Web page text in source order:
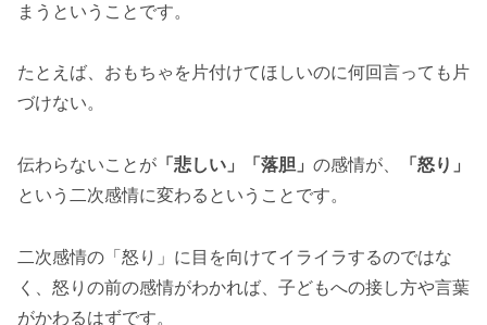
まうということです。
たとえば、おもちゃを片付けてほしいのに何回言っても片
づけない。
伝わらないことが 「悲しい」「落胆」 の感情が、
「怒り」
という二次感情に変わるということです。
二次感情の「怒り」に目を向けてイライラするのではな
く、怒りの前の感情がわかれば、子どもへの接し方や言葉
がかわるはずです。